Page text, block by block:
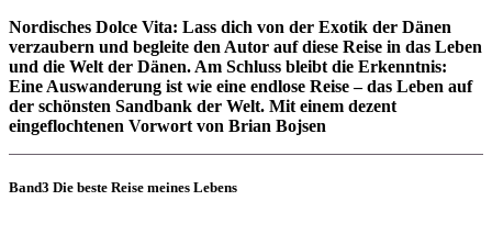
Nordisches Dolce Vita: Lass dich von der Exotik der Dänen
verzaubern und begleite den Autor auf diese Reise in das Leben
und die Welt der Dänen. Am Schluss bleibt die Erkenntnis:
Eine Auswanderung ist wie eine endlose Reise – das Leben auf
der schönsten Sandbank der Welt. Mit einem dezent
eingeflochtenen Vorwort von Brian Bojsen
Band3 Die beste Reise meines Lebens